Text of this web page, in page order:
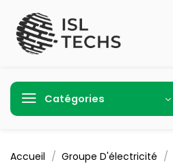
contenu
Catégories
Accueil / Groupe D'électricité /